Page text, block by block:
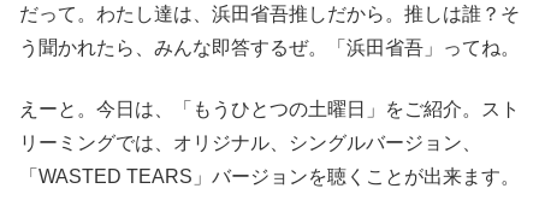
だって。わたし達は、浜田省吾推しだから。推しは誰？そ
う聞かれたら、みんな即答するぜ。「浜田省吾」ってね。
えーと。今日は、「もうひとつの土曜日」をご紹介。スト
リーミングでは、オリジナル、シングルバージョン、
「WASTED TEARS」バージョンを聴くことが出来ます。